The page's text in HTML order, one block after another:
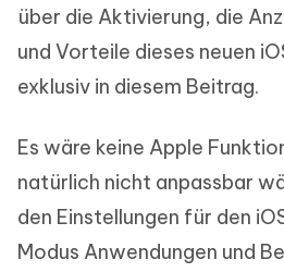
über die Aktivierung, die
und Vorteile dieses neuen
exklusiv in diesem Beitrag.
Es wäre keine Apple
natürlich nicht anpassbar
den Einstellungen für den
Modus Anwendungen und